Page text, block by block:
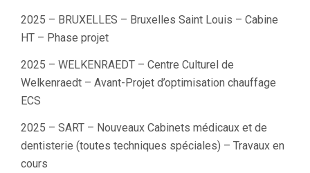
2025 – BRUXELLES – Bruxelles Saint Louis – Cabine
HT – Phase projet
2025 – WELKENRAEDT – Centre Culturel de
Welkenraedt – Avant-Projet d’optimisation chauffage
ECS
2025 – SART – Nouveaux Cabinets médicaux et de
dentisterie (toutes techniques spéciales) – Travaux en
cours